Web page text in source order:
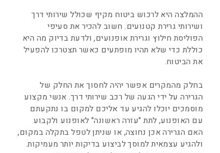
ההמלצה היא לרכוש ביטוח מקיף שכולל שירותי דרך
ושירותי גרירת קטנועים. חשוב להכיר את סעיפי
הפוליסת חילוץ וגרירת אופנועים, ולדעת בדיוק מה היא
כוללת כדי שלא תהיו מופתעים כאשר תצטרכו להפעיל
את הביטוח.
בחלק מהמקרים אפשר יהיה לחסוך את החלק של
הגרירה על ידי הגעה של רכב שירותי דרך. אנשי מקצוע
מוסמכים יוכלו להגיע עד אליכם למקום בו נתקעתם
עם האופנוע, לתת "עזרה ראשונה" לאופנוע ולקבוע
האם הגרירה אכן נחוצה, או שניתן לטפל בתקלה במקום,
ולהגיע עצמאית למוסך לביצוע בדיקות יותר מעמיקות.